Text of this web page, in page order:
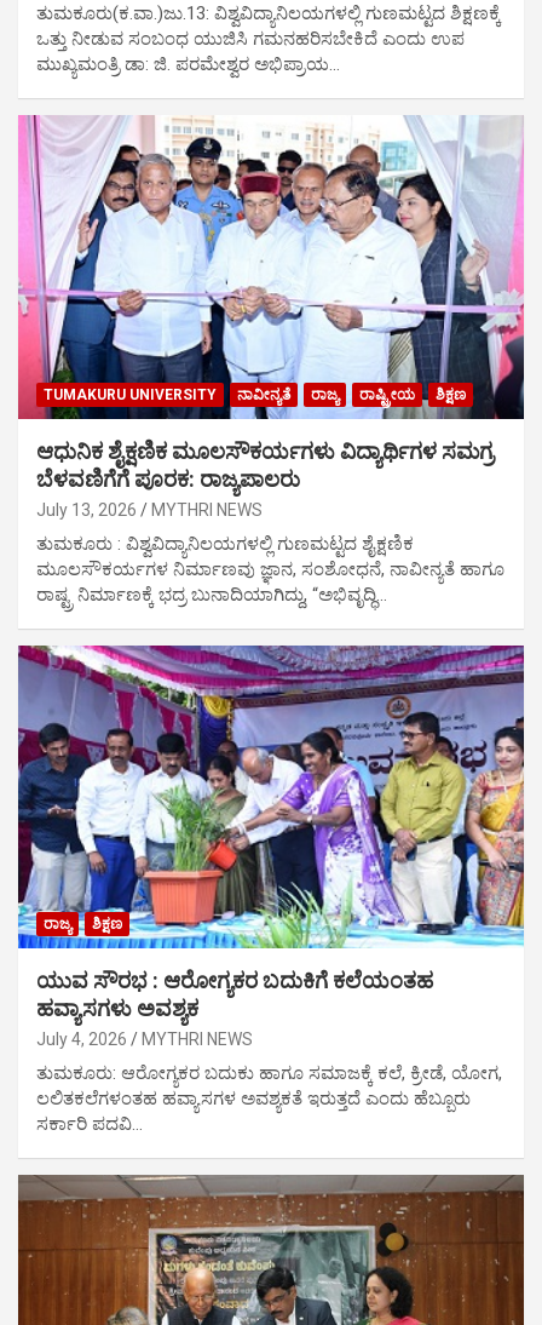
ತುಮಕೂರು(ಕ.ವಾ.)ಜು.13: ವಿಶ್ವವಿದ್ಯಾನಿಲಯಗಳಲ್ಲಿ ಗುಣಮಟ್ಟದ ಶಿಕ್ಷಣಕ್ಕೆ
ಒತ್ತು ನೀಡುವ ಸಂಬಂಧ ಯುಜಿಸಿ ಗಮನಹರಿಸಬೇಕಿದೆ ಎಂದು ಉಪ
ಮುಖ್ಯಮಂತ್ರಿ ಡಾ: ಜಿ. ಪರಮೇಶ್ವರ ಅಭಿಪ್ರಾಯ…
TUMAKURU UNIVERSITY ನಾವೀನ್ಯತೆ ರಾಜ್ಯ ರಾಷ್ಟ್ರೀಯ ಶಿಕ್ಷಣ
ಆಧುನಿಕ ಶೈಕ್ಷಣಿಕ ಮೂಲಸೌಕರ್ಯಗಳು ವಿದ್ಯಾರ್ಥಿಗಳ ಸಮಗ್ರ
ಬೆಳವಣಿಗೆಗೆ ಪೂರಕ: ರಾಜ್ಯಪಾಲರು
July 13, 2026 MYTHRI NEWS
ತುಮಕೂರು : ವಿಶ್ವವಿದ್ಯಾನಿಲಯಗಳಲ್ಲಿ ಗುಣಮಟ್ಟದ ಶೈಕ್ಷಣಿಕ
ಮೂಲಸೌಕರ್ಯಗಳ ನಿರ್ಮಾಣವು ಜ್ಞಾನ, ಸಂಶೋಧನೆ, ನಾವೀನ್ಯತೆ ಹಾಗೂ
ರಾಷ್ಟ್ರ ನಿರ್ಮಾಣಕ್ಕೆ ಭದ್ರ ಬುನಾದಿಯಾಗಿದ್ದು, “ಅಭಿವೃದ್ಧಿ…
ರಾಜ್ಯ ಶಿಕ್ಷಣ
ಯುವ ಸೌರಭ : ಆರೋಗ್ಯಕರ ಬದುಕಿಗೆ ಕಲೆಯಂತಹ
ಹವ್ಯಾಸಗಳು ಅವಶ್ಯಕ
July 4, 2026 MYTHRI NEWS
ತುಮಕೂರು: ಆರೋಗ್ಯಕರ ಬದುಕು ಹಾಗೂ ಸಮಾಜಕ್ಕೆ ಕಲೆ, ಕ್ರೀಡೆ, ಯೋಗ,
ಲಲಿತಕಲೆಗಳಂತಹ ಹವ್ಯಾಸಗಳ ಅವಶ್ಯಕತೆ ಇರುತ್ತದೆ ಎಂದು ಹೆಬ್ಬೂರು
ಸರ್ಕಾರಿ ಪದವಿ…